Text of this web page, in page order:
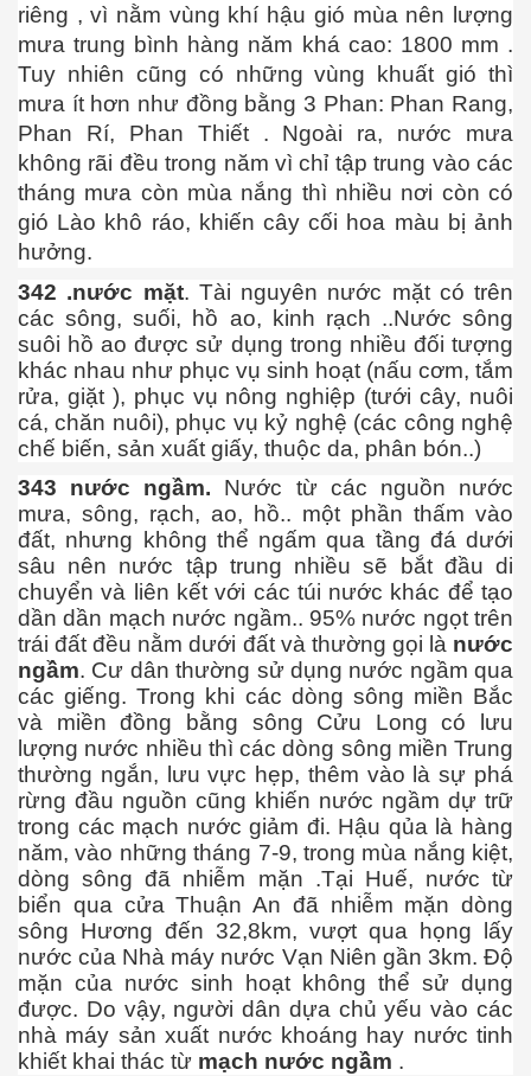
riêng , vì nằm vùng khí hậu gió mùa nên lượng
mưa trung bình hàng năm khá cao: 1800 mm .
Tuy nhiên cũng có những vùng khuất gió thì
mưa ít hơn như đồng bằng 3 Phan: Phan Rang,
Phan Rí, Phan Thiết . Ngoài ra, nước mưa
không rãi đều trong năm vì chỉ tập trung vào các
tháng mưa còn mùa nắng thì nhiều nơi còn có
gió Lào khô ráo, khiến cây cối hoa màu bị ảnh
hưởng.
342 .nước mặt. Tài nguyên nước mặt có trên
các sông, suối, hồ ao, kinh rạch ..Nước sông
suôi hồ ao được sử dụng trong nhiều đối tượng
khác nhau như phục vụ sinh hoạt (nấu cơm, tắm
rửa, giặt ), phục vụ nông nghiệp (tưới cây, nuôi
cá, chăn nuôi), phục vụ kỷ nghệ (các công nghệ
chế biến, sản xuất giấy, thuộc da, phân bón..)
343 nước ngầm. Nước từ các nguồn nước
mưa, sông, rạch, ao, hồ.. một phần thấm vào
đất, nhưng không thể ngấm qua tầng đá dưới
sâu nên nước tập trung nhiều sẽ bắt đầu di
chuyển và liên kết với các túi nước khác để tạo
dần dần mạch nước ngầm.. 95% nước ngọt trên
trái đất đều nằm dưới đất và thường gọi là nước
ngầm. Cư dân thường sử dụng nước ngầm qua
các giếng. Trong khi các dòng sông miền Bắc
và miền đồng bằng sông Cửu Long có lưu
lượng nước nhiều thì các dòng sông miền Trung
thường ngắn, lưu vực hẹp, thêm vào là sự phá
rừng đầu nguồn cũng khiến nước ngầm dự trữ
trong các mạch nước giảm đi. Hậu qủa là hàng
năm, vào những tháng 7-9, trong mùa nắng kiệt,
dòng sông đã nhiễm mặn .Tại Huế, nước từ
biển qua cửa Thuận An đã nhiễm mặn dòng
sông Hương đến 32,8km, vượt qua họng lấy
nước của Nhà máy nước Vạn Niên gần 3km. Độ
mặn của nước sinh hoạt không thể sử dụng
được. Do vậy, người dân dựa chủ yếu vào các
nhà máy sản xuất nước khoáng hay nước tinh
khiết khai thác từ mạch nước ngầm .
tộc
- Mông
giới, một ảo tưởng